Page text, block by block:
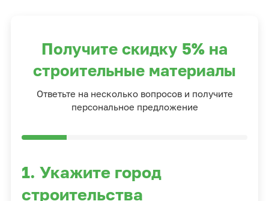
Получите скидку 5% на
строительные материалы
Ответьте на несколько вопросов и получите
персональное предложение
1. Укажите город
строительства